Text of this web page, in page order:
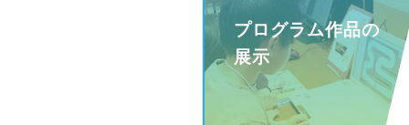
プログラム作品の
展示